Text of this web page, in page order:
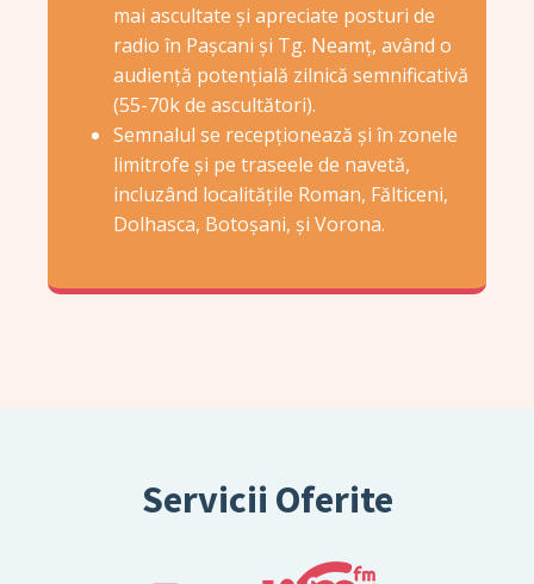
mai ascultate și apreciate posturi de
radio în Pașcani și Tg. Neamț, având o
audiență potențială zilnică semnificativă
(55-70k de ascultători).
Semnalul se recepționează și în zonele
limitrofe și pe traseele de navetă,
incluzând localitățile Roman, Fălticeni,
Dolhasca, Botoșani, și Vorona.
Servicii Oferite